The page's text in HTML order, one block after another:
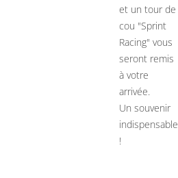
et un tour de
cou "Sprint
Racing" vous
seront remis
à votre
arrivée.
Un souvenir
indispensable
!